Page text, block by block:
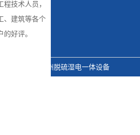
技术人员，
、建筑等各个
好评。
徐州脱硫湿电一体设备